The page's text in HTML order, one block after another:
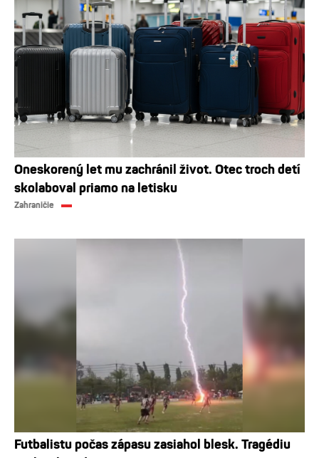
Oneskorený let mu zachránil život. Otec troch detí
skolaboval priamo na letisku
Zahraničie
Futbalistu počas zápasu zasiahol blesk. Tragédiu